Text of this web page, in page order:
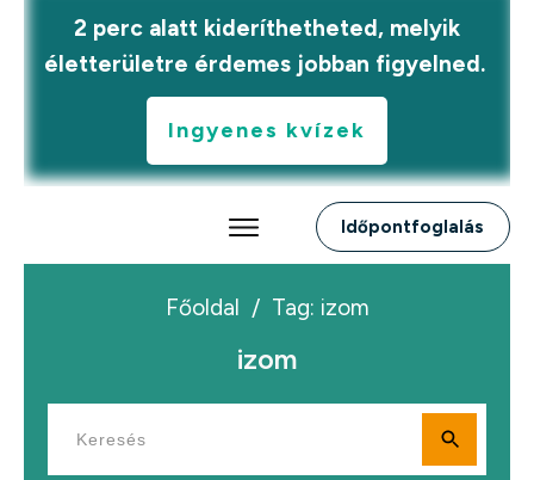
2 perc alatt kideríthetheted, melyik
életterületre érdemes jobban figyelned.
Ingyenes kvízek
Időpontfoglalás
Főoldal / Tag: izom
izom